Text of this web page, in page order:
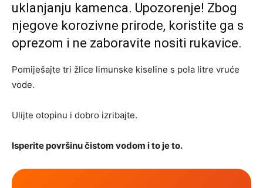
uklanjanju kamenca. Upozorenje! Zbog
njegove korozivne prirode, koristite ga s
oprezom i ne zaboravite nositi rukavice.
Pomiješajte tri žlice limunske kiseline s pola litre vruće
vode.
Ulijte otopinu i dobro izribajte.
Isperite površinu čistom vodom i to je to.